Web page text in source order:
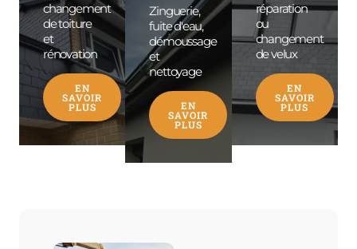
changement
de toiture
et
rénovation
EN
SAVOIR
PLUS
Zinguerie,
fuite d'eau,
démoussage
et
nettoyage
EN
SAVOIR
PLUS
réparation
ou
changement
de velux
EN
SAVOIR
PLUS